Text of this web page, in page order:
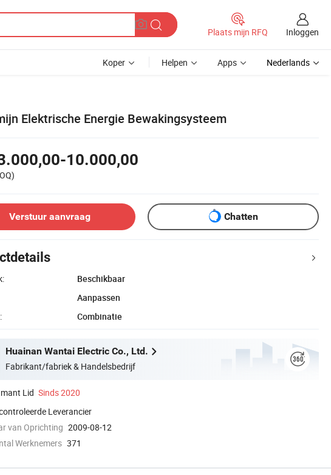
Plaats mijn RFQ Inloggen
Koper Helpen Apps Nederlands
Elektrische Energie Bewakingsysteem
10.000,00
Verstuur aanvraag Chatten
Beschikbaar
Aanpassen
Combinatie
Huainan Wantai Electric Co., Ltd.
Fabrikant/fabriek & Handelsbedrijf
Lid Sinds 2020
Leverancier
van Oprichting 2009-08-12
Werknemers 371